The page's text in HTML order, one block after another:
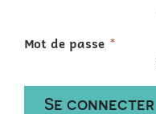
Mot de passe